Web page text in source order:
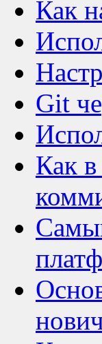
Как
Git
Как